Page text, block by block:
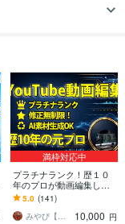
満枠対応中
プラチナランク！歴１０
年のプロが動画編集しま
す 【修正無制限】歴１０
年のプロが高品質編集！
ＡＩ素材生成も
5.0 (141)
みやび【動画編集者】
10,000 円